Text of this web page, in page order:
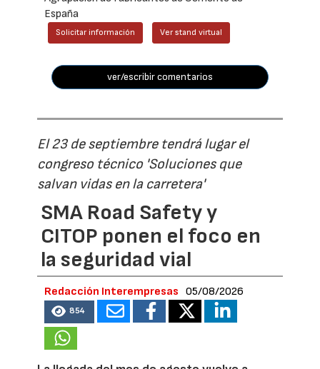
España
Solicitar información Ver stand virtual
ver/escribir comentarios
El 23 de septiembre tendrá lugar el
congreso técnico 'Soluciones que
salvan vidas en la carretera'
SMA Road Safety y
CITOP ponen el foco en
la seguridad vial
Redacción Interempresas 05/08/2026
854